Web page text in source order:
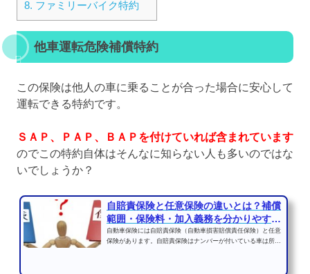
8. ファミリーバイク特約
他車運転危険補償特約
この保険は他人の車に乗ることが合った場合に安心して
運転できる特約です。
ＳＡＰ、ＰＡＰ、ＢＡＰを付けていれば含まれています
のでこの特約自体はそんなに知らない人も多いのではな
いでしょうか？
自賠責保険と任意保険の違いとは？補償
範囲・保険料・加入義務を分かりやすく
解説
自動車保険には自賠責保険（自動車損害賠償責任保険）と任意
保険があります。自賠責保険はナンバーが付いている車は所有